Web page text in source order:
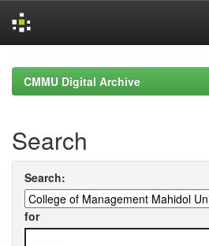
navigationCMMU Digital Archive
Search
Search:
for